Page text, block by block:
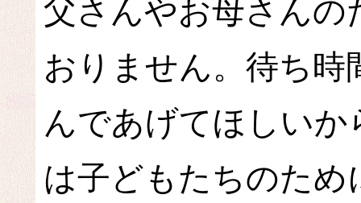
父さんやお母さんの
おりません。待ち
んであげてほしい
は子どもたちのた